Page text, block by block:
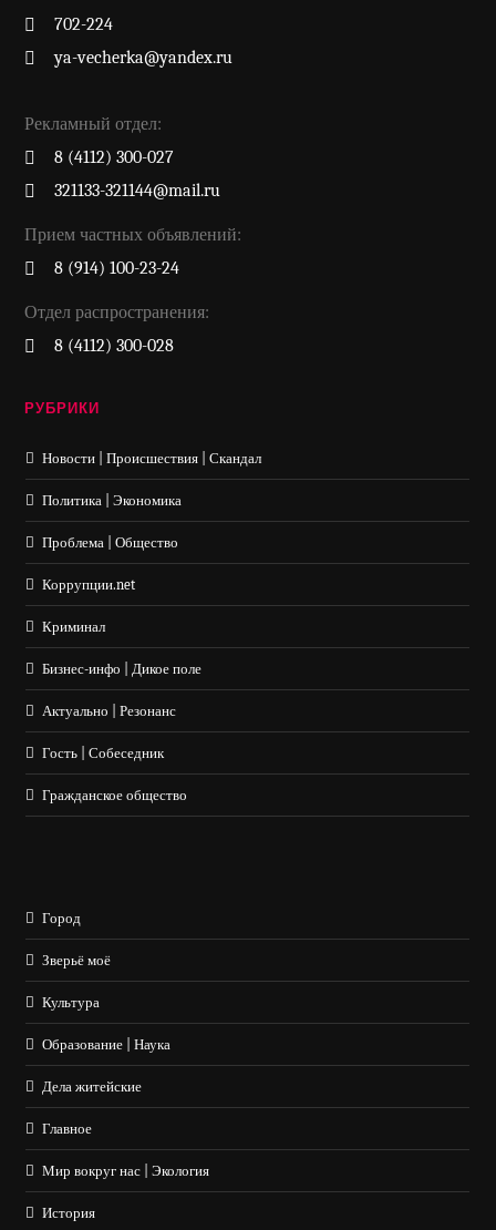
702-224
ya-vecherka@yandex.ru
Рекламный отдел:
8 (4112) 300-027
321133-321144@mail.ru
Прием частных объявлений:
8 (914) 100-23-24
Отдел распространения:
8 (4112) 300-028
РУБРИКИ
Новости | Происшествия | Скандал
Политика | Экономика
Проблема | Общество
Коррупции.net
Криминал
Бизнес-инфо | Дикое поле
Актуально | Резонанс
Гость | Собеседник
Гражданское общество
Город
Зверьё моё
Культура
Образование | Наука
Дела житейские
Главное
Мир вокруг нас | Экология
История